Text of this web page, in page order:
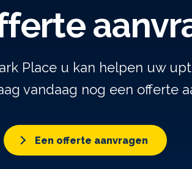
Place u kan helpen uw
vandaag nog een offerte
Een offerte aanvragen